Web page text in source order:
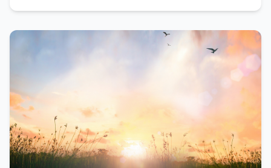
臣も、これらの門から入るあな
たの民も、主の言葉を聞け。 主
はこう言われる。公正と正義を
行い、搾取されている者を虐げ
る者の手から救いなさい。寄留
者、孤児、寡婦を抑圧したり虐
待したりしてはならない。また
王となった。
見たら、角笛を吹き鳴らし、民
に警告する。 角笛の音を聞いた
者がそれを聞きながら警告を受
け入れず、剣が臨んでその者を
討ち取るなら、その血の責任は
その者の頭上にある。 彼は角笛
の音を聞きながら警告を受け入